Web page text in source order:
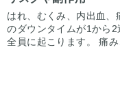
方や高さ自体はそこまで
のない方は最小限のお施
正面から見たときの印象
はれ、むくみ、内出血、
のダウンタイムが1から2
全員に起こります。 痛み